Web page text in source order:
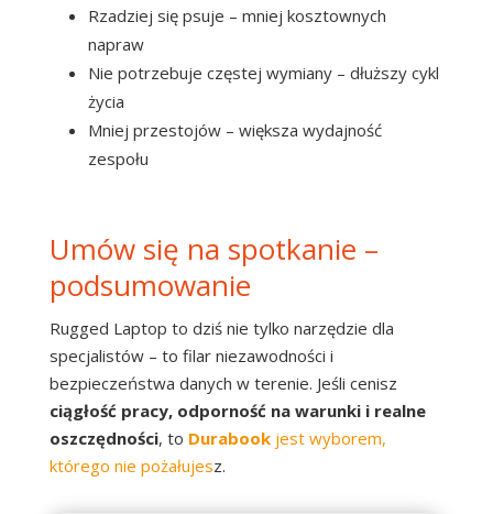
Rzadziej się psuje – mniej kosztownych
napraw
Nie potrzebuje częstej wymiany – dłuższy cykl
życia
Mniej przestojów – większa wydajność
zespołu
Umów się na spotkanie –
podsumowanie
Rugged Laptop to dziś nie tylko narzędzie dla
specjalistów – to filar niezawodności i
bezpieczeństwa danych w terenie. Jeśli cenisz
ciągłość pracy, odporność na warunki i realne
oszczędności, to Durabookjest wyborem,
którego nie pożałujesz.